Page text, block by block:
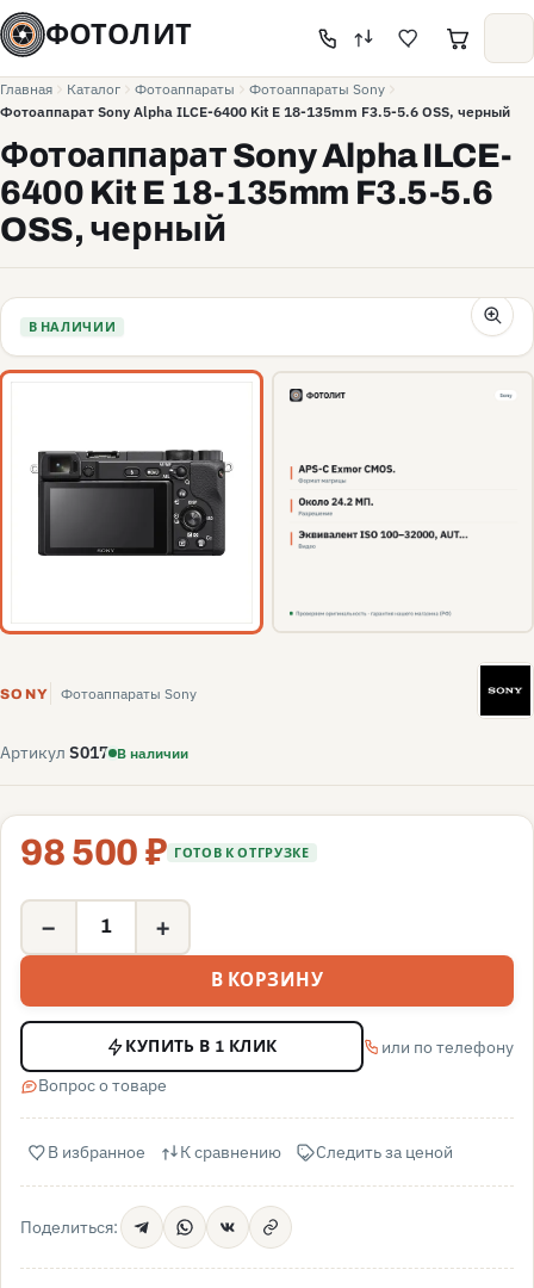
ФОТОЛИТ
Главная Каталог Фотоаппараты
Фотоаппараты Sony
Фотоаппарат Sony Alpha ILCE-6400 Kit E 18-135mm F3.5-5.6 OSS, черный
Фотоаппарат Sony Alpha ILCE-
6400 Kit E 18-135mm F3.5-5.6
OSS, черный
В НАЛИЧИИ
SONY Фотоаппараты Sony S
Артикул S017 В наличии
98 500 ₽ ГОТОВ К ОТГРУЗКЕ
− +
В КОРЗИНУ
КУПИТЬ В 1 КЛИК
или по телефону
Вопрос о товаре
В избранное К сравнению Следить за ценой
Поделиться: